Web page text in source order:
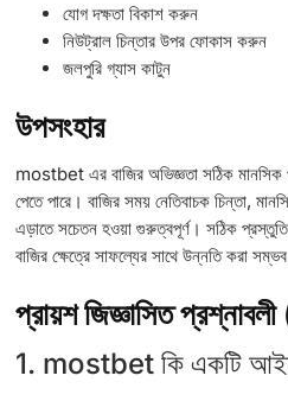
যোগ দক্ষতা বিকাশ করুন
নিউট্রাল চিন্তার উপর ফোকাস করুন
জলপুরি গ্যাস কাটুন
উপসংহার
mostbet এর বাজির অভিজ্ঞতা সঠিক মানসিক
পেতে পারে। বাজির সময় নেতিবাচক চিন্তা,
এড়াতে সচেতন হওয়া গুরুত্বপূর্ণ। সঠিক প্রস্তুতি,
বাজির ক্ষেত্রে সাফল্যের সাথে উন্নতি করা
প্রায়শ জিজ্ঞাসিত
1. mostbet কি একটি